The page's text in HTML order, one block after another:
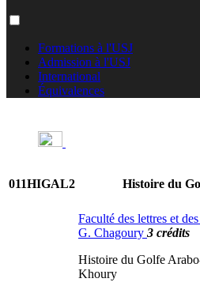
Formations à l'USJ
Admission à l'USJ
International
Équivalences
011HIGAL2 Histoire du
Faculté des lettres et
G. Chagoury 3 crédits
Histoire du Golfe
Khoury